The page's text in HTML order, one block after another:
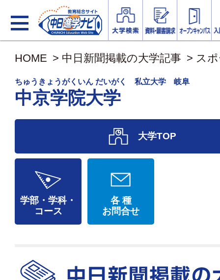
HOME > 中日新聞掲載の大学記事 > ス
ちゅうきょうがくいん だいがく 私立大学 岐阜
中京学院大学
大学TOP
学部・学科・
コース
各 種
お問合せ